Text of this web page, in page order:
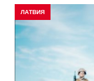
ЛАТВИЯ